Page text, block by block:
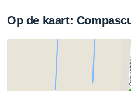
Op de kaart: